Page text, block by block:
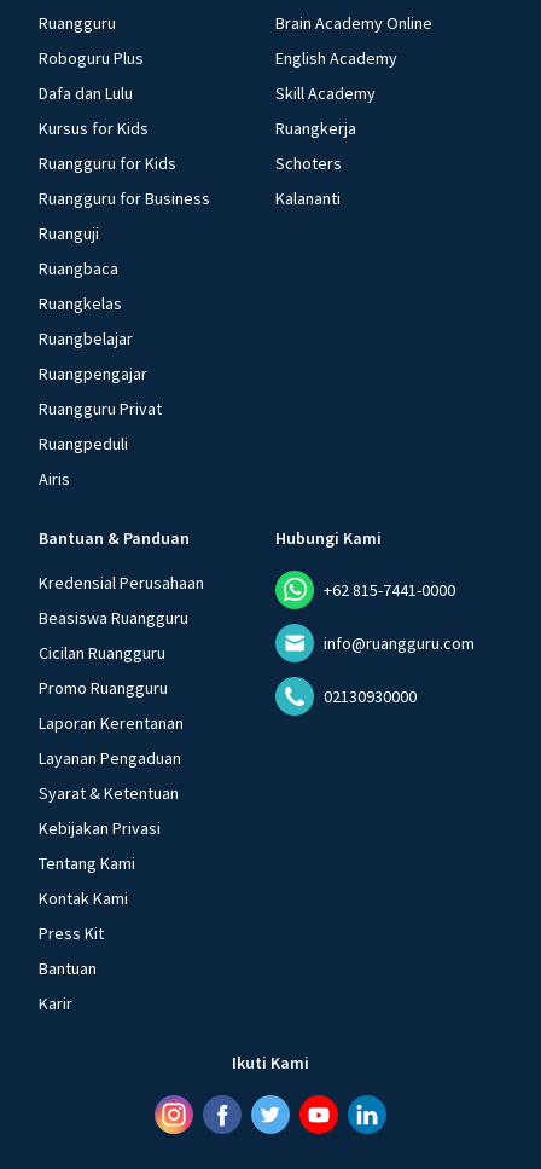
Ruangguru
Roboguru Plus
Dafa dan Lulu
Kursus for Kids
Ruangguru for Kids
Ruangguru for Business
Ruanguji
Ruangbaca
Ruangkelas
Ruangbelajar
Ruangpengajar
Ruangguru Privat
Ruangpeduli
Airis
Brain Academy Online
English Academy
Skill Academy
Ruangkerja
Schoters
Kalananti
Bantuan & Panduan
Kredensial Perusahaan
Beasiswa Ruangguru
Cicilan Ruangguru
Promo Ruangguru
Laporan Kerentanan
Layanan Pengaduan
Syarat & Ketentuan
Kebijakan Privasi
Tentang Kami
Kontak Kami
Press Kit
Bantuan
Karir
Hubungi Kami
+62 815-7441-0000
info@ruangguru.com
02130930000
Ikuti Kami